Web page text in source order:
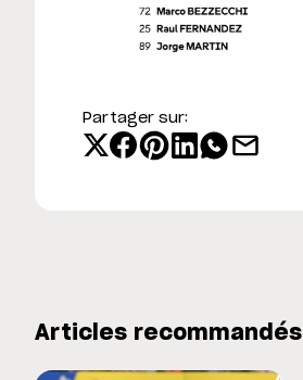
Partager sur:
Articles recommandés